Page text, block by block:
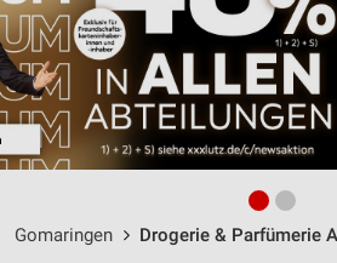
Gomaringen Drogerie & Parfümerie